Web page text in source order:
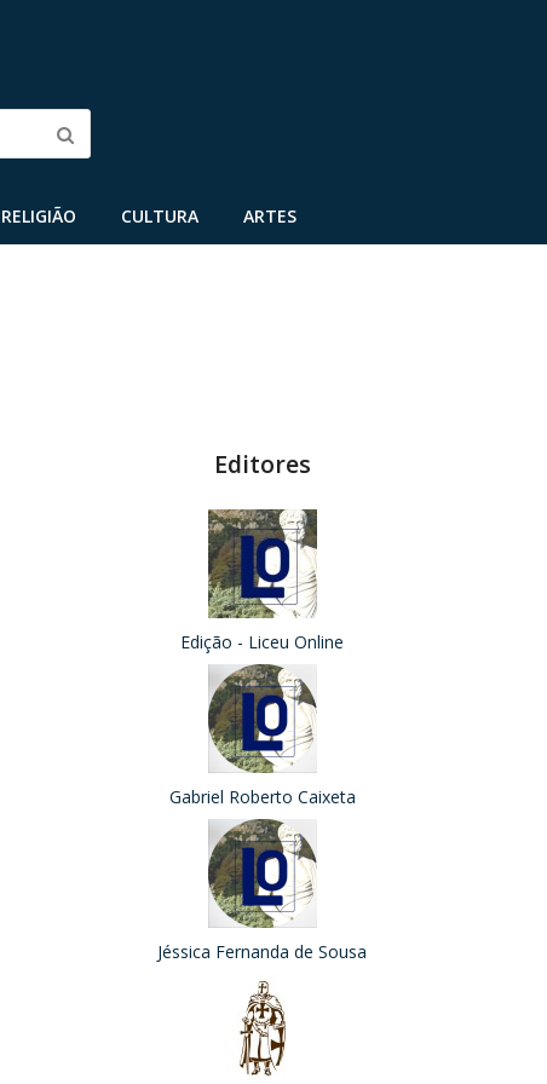
RELIGIÃO CULTURA ARTES
Editores
Edição - Liceu Online
Gabriel Roberto Caixeta
Jéssica Fernanda de Sousa